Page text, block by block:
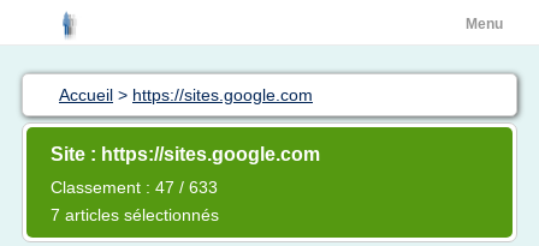
Menu
Accueil > https://sites.google.com
Site : https://sites.google.com
Classement : 47 / 633
7 articles sélectionnés